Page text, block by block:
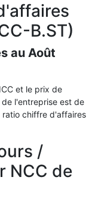
B.ST)
au Août
et le prix de
l'entreprise est de
ratio chiffre d'affaires
/
NCC de